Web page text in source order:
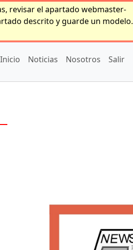
revisar el apartado webmaster-
descrito y guarde un modelo.
Inicio Noticias Nosotros Salir